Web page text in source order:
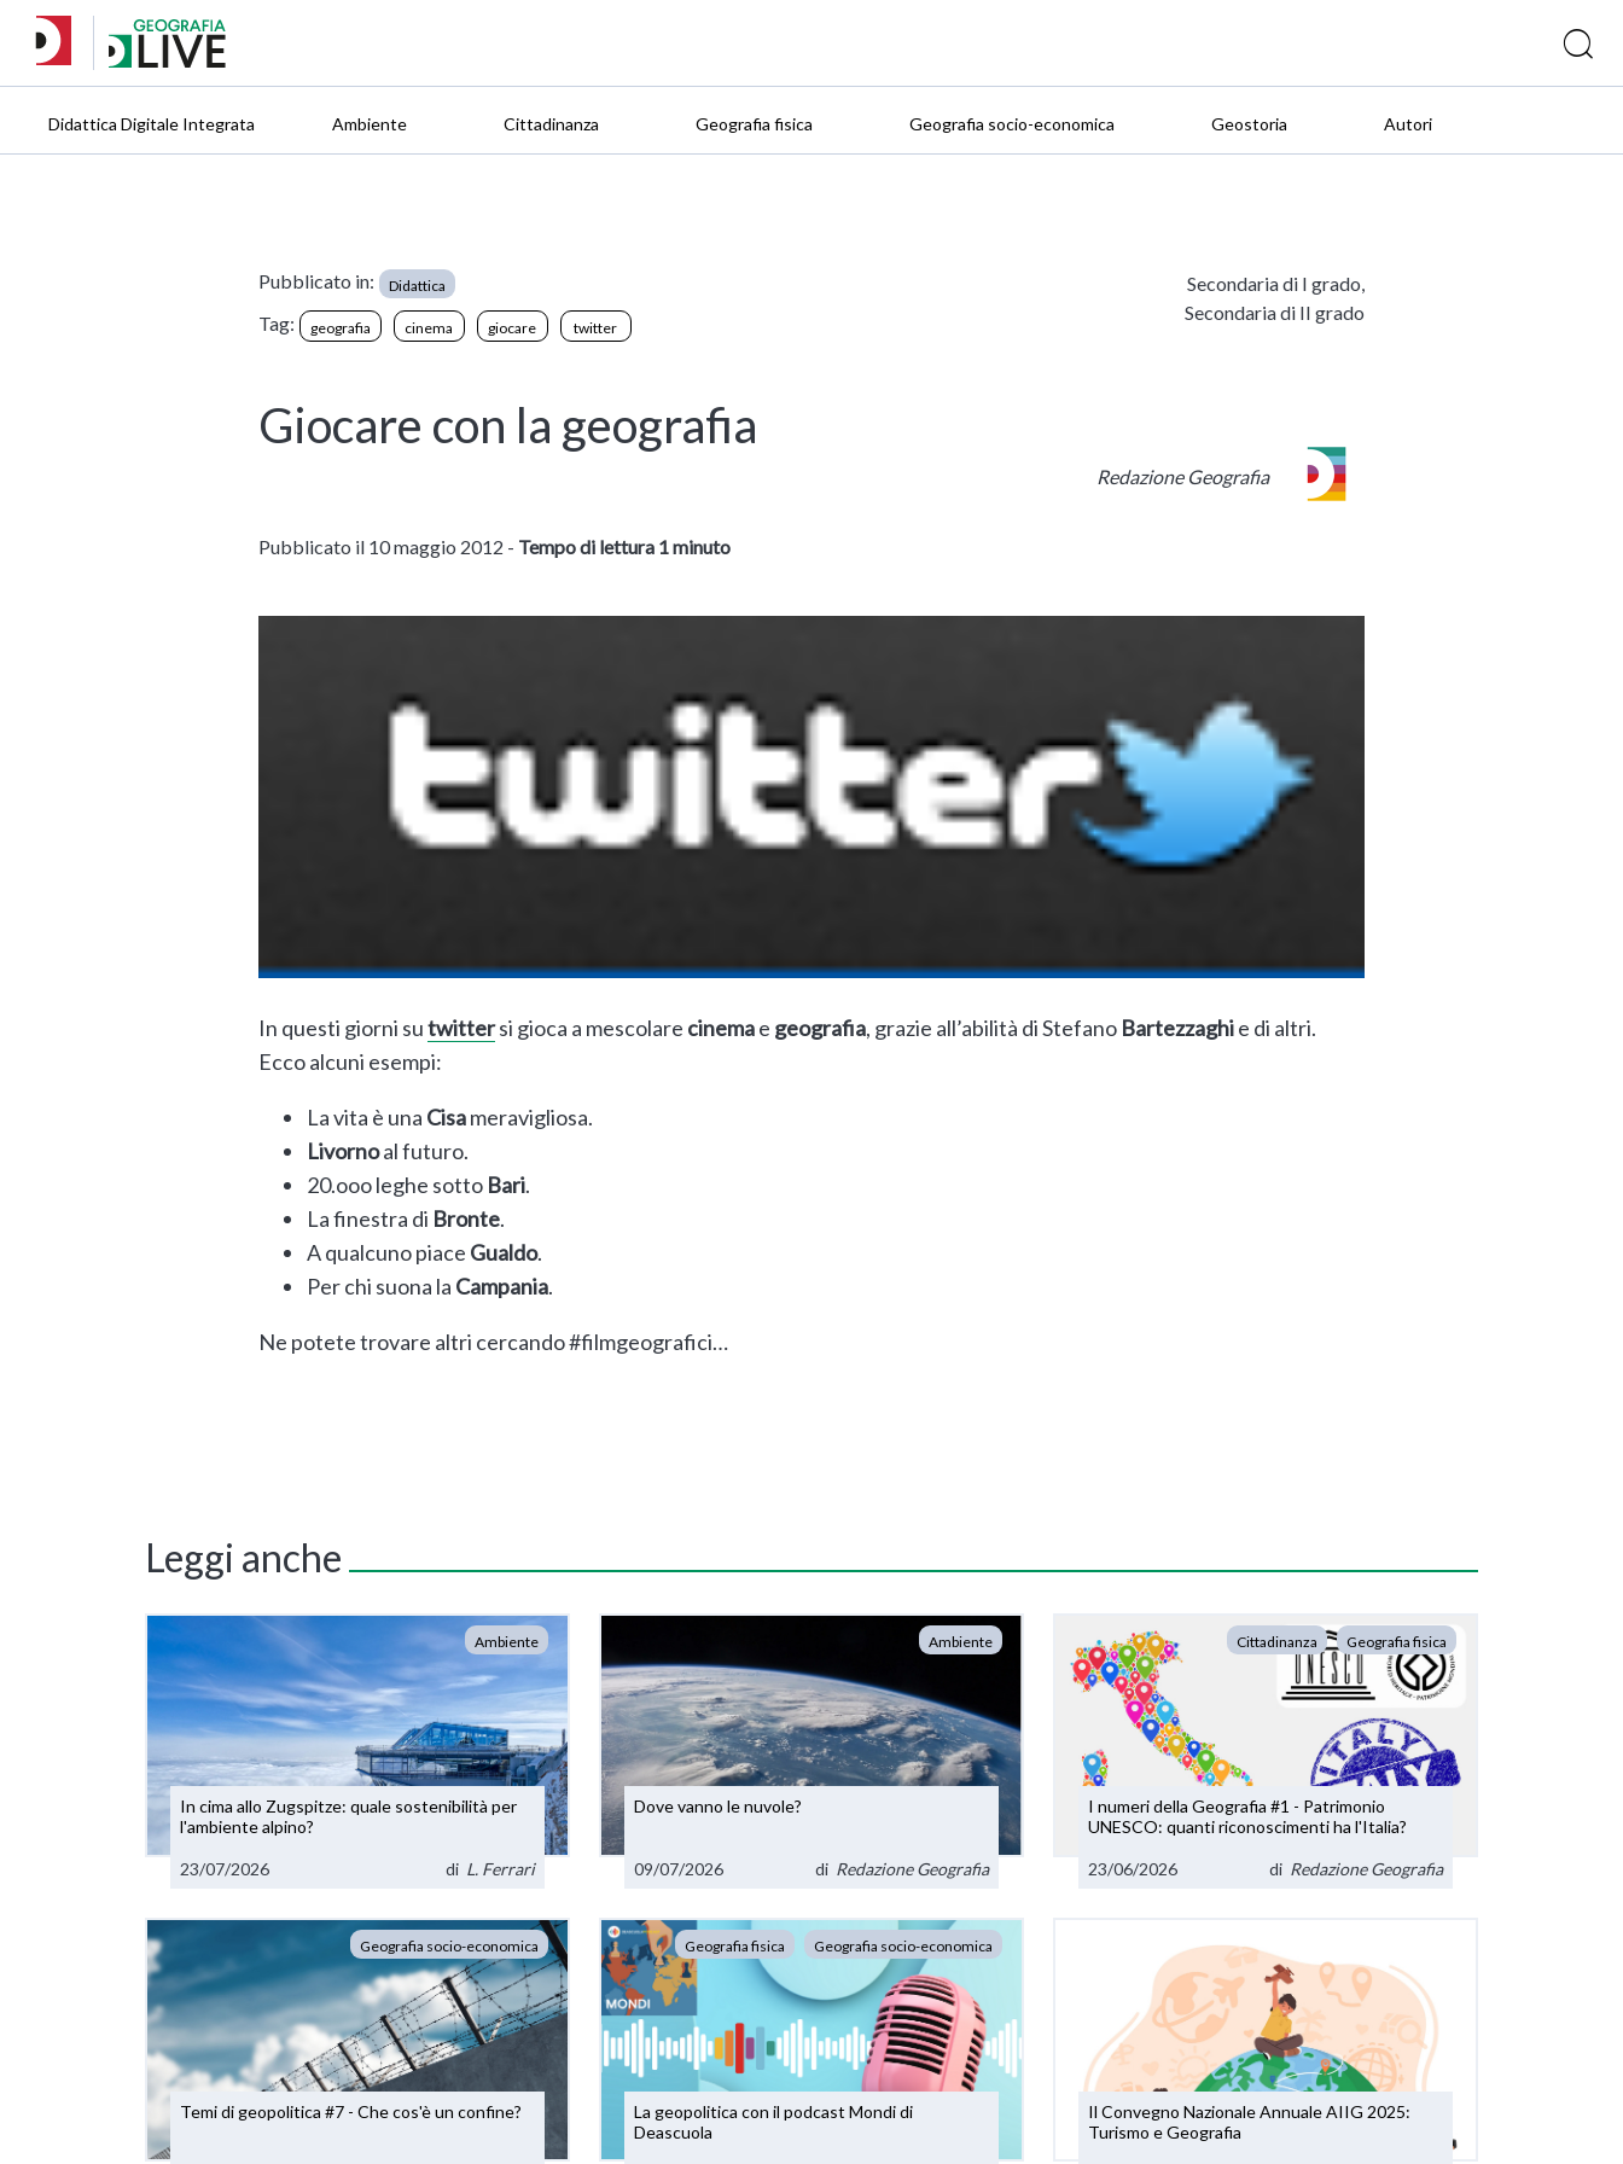
Didattica Digitale Integrata Ambiente Cittadinanza Geografia fisica Geografia socio-economica Geostoria Autori
Pubblicato in: Didattica
Tag: geografia cinema giocare twitter
Secondaria di I grado,
Secondaria di II grado
Giocare con la geografia
Redazione Geografia
Pubblicato il 10 maggio 2012 - Tempo di lettura 1 minuto
In questi giorni sutwittersi gioca a mescolare cinemae geografia, grazie all’abilità di Stefano Bartezzaghie di altri.
Ecco alcuni esempi:
La vita è una Cisameravigliosa.
Livornoal futuro.
20.ooo leghe sotto Bari.
La finestra di Bronte.
A qualcuno piace Gualdo.
Per chi suona la Campania.
Ne potete trovare altri cercando #filmgeografici…
Leggi anche
Ambiente
In cima allo Zugspitze: quale sostenibilità per
l'ambiente alpino?
23/07/2026 di L. Ferrari
Ambiente
Dove vanno le nuvole?
09/07/2026 di Redazione Geografia
Cittadinanza Geografia fisica
I numeri della Geografia #1 - Patrimonio
UNESCO: quanti riconoscimenti ha l'Italia?
23/06/2026 di Redazione Geografia
Geografia socio-economica
Temi di geopolitica #7 - Che cos'è un confine?
Geografia fisica Geografia socio-economica
La geopolitica con il podcast Mondi di
Deascuola
Il Convegno Nazionale Annuale AIIG 2025:
Turismo e Geografia